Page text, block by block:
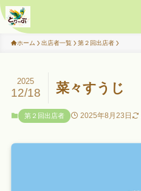
ホーム 出店者一覧 第２回出店者
菜々すうじ
2025
12/18
第２回出店者 2025年8月23日